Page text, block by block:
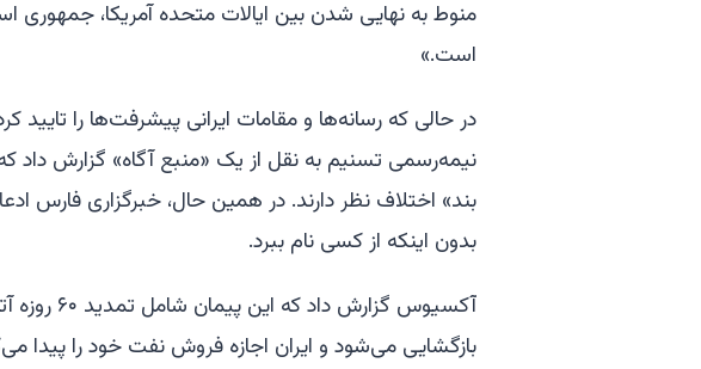
منوط به نهایی شدن بین ایالات متحده آمریکا، جمهوری
است.»
در حالی که رسانه‌ها و مقامات ایرانی پیشرفت‌ها را تایید
نیمه‌رسمی تسنیم به نقل از یک «منبع آگاه» گزارش داد
بند» اختلاف نظر دارند. در همین حال، خبرگزاری فارس
بدون اینکه از کسی نام ببرد.
آکسیوس
بازگشایی می‌شود و ایران اجازه فروش نفت خود را پیدا